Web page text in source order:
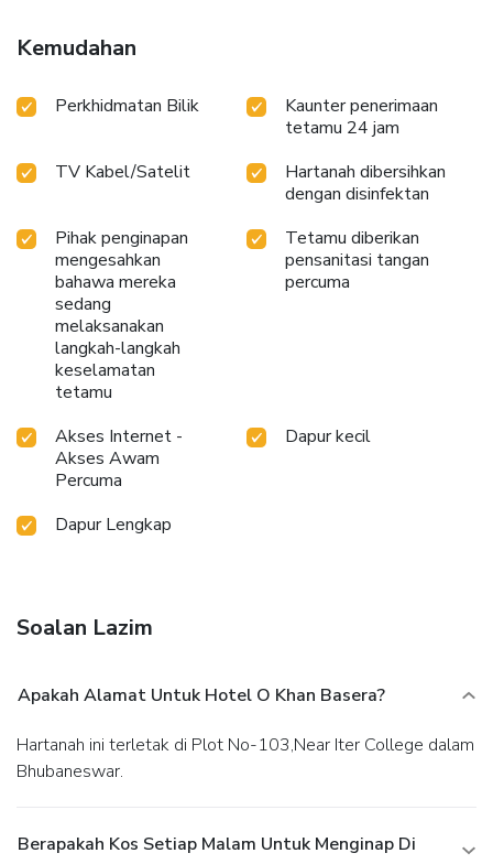
Essential restroom facilities are equally significant, and at
the hotel, some visitor bathrooms offer toiletries to
on-site breakfast available each morning at Hotel O Khan
Kemudahan
Perkhidmatan Bilik
Kaunter penerimaan
tetamu 24 jam
TV Kabel/Satelit
Hartanah dibersihkan
dengan disinfektan
Pihak penginapan
mengesahkan
bahawa mereka
sedang
melaksanakan
langkah-langkah
keselamatan
tetamu
Tetamu diberikan
pensanitasi tangan
percuma
Akses Internet -
Akses Awam
Percuma
Dapur kecil
Dapur Lengkap
Soalan Lazim
Apakah Alamat Untuk Hotel O Khan Basera?
Hartanah ini terletak di Plot No-103,Near Iter College dalam
Bhubaneswar.
Berapakah Kos Setiap Malam Untuk Menginap Di